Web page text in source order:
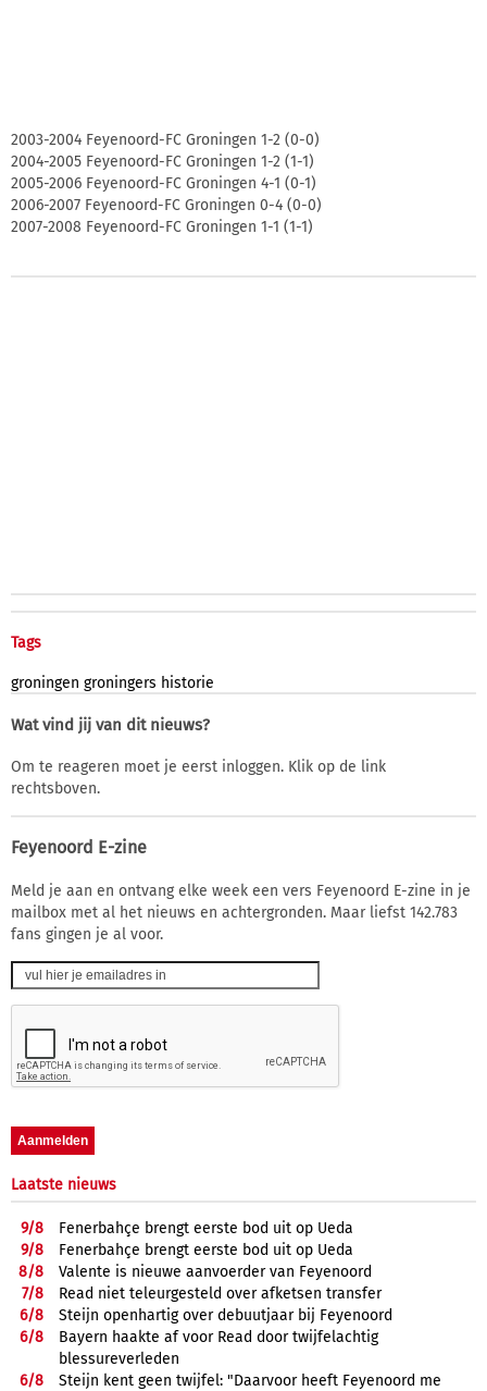
2003-2004 Feyenoord-FC Groningen 1-2 (0-0)
2004-2005 Feyenoord-FC Groningen 1-2 (1-1)
2005-2006 Feyenoord-FC Groningen 4-1 (0-1)
2006-2007 Feyenoord-FC Groningen 0-4 (0-0)
2007-2008 Feyenoord-FC Groningen 1-1 (1-1)
Tags
groningen groningers historie
Wat vind jij van dit nieuws?
Om te reageren moet je eerst inloggen. Klik op de link
rechtsboven.
Feyenoord E-zine
Meld je aan en ontvang elke week een vers Feyenoord E-zine in je
mailbox met al het nieuws en achtergronden. Maar liefst 142.783
fans gingen je al voor.
Laatste nieuws
9/8
Fenerbahçe brengt eerste bod uit op Ueda
9/8
Fenerbahçe brengt eerste bod uit op Ueda
8/8
Valente is nieuwe aanvoerder van Feyenoord
7/8
Read niet teleurgesteld over afketsen transfer
6/8
Steijn openhartig over debuutjaar bij Feyenoord
6/8
Bayern haakte af voor Read door twijfelachtig
blessureverleden
6/8
Steijn kent geen twijfel: "Daarvoor heeft Feyenoord me